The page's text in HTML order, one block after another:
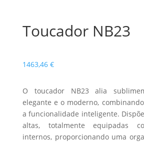
Toucador NB23
1463,46 €
O toucador NB23 alia
elegante e o moderno,
a funcionalidade inteligente.
altas, totalmente equipadas
internos, proporcionando uma